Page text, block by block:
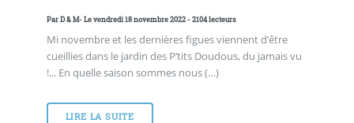
ParD & M- Le vendredi 18 novembre 2022 - 2104 lecteurs
Mi novembre et les dernières figues viennent d’être
cueillies dans le jardin des P’tits Doudous, du jamais vu
!... En quelle saison sommes nous (…)
LIRE LA SUITE